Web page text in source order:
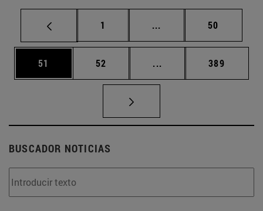
Página
1 ... Páginas intermedias
Página
50
Página
51 Página
52 ... Páginas intermedias
Página
389
BUSCADOR NOTICIAS